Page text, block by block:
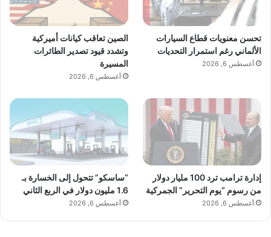
تحسن معنويات قطاع السيارات
الألماني رغم استمرار التحديات
أغسطس 6, 2026
الصين تعاقب كيانات أميركية
وتشدد قيود تصدير الطائرات
المسيرة
أغسطس 6, 2026
إدارة ترامب ترد 100 مليار دولار
من رسوم “يوم التحرير” الجمركية
أغسطس 6, 2026
“ساسكو” تتحول إلى الخسارة بـ
1.6 مليون دولار في الربع الثاني
أغسطس 6, 2026